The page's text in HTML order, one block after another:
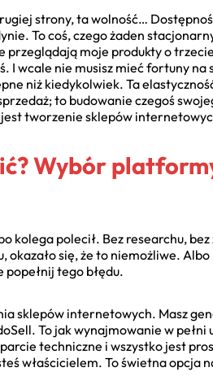
strony, ta wolność…
To coś, czego żaden
przeglądają moje produkty o
I wcale nie musisz mieć fortuny
niż kiedykolwiek. Ta
to budowanie czegoś
tworzenie sklepów
Wybór
kolega polecił. Bez researchu,
się, że to niemożliwe.
popełnij tego błędu.
sklepów internetowych. Masz
To jak wynajmowanie w
techniczne i wszystko jest
właścicielem. To świetna opcja